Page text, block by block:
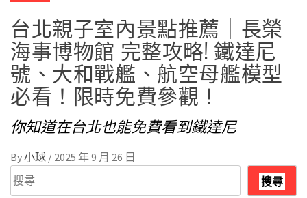
台北親子室內景點推薦｜長榮
海事博物館 完整攻略! 鐵達尼
號、大和戰艦、航空母艦模型
必看！限時免費參觀！
你知道在台北也能免費看到鐵達尼
By小球 / 2025 年 9 月 26 日
搜
尋
搜尋